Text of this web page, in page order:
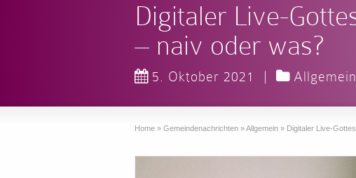
Digitaler Live-
– naiv oder was?
5. Oktober 2021 | Allgemein
Home » Gemeindenachrichten »Allgemein » Digitaler Live-